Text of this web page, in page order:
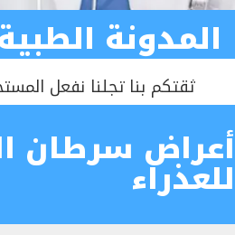
المدونة
ثقتكم بنا تجلنا نفعل
أعراض سرطان
للعذراء